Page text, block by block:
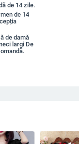
de 14 zile.
de 14
de damă
largi De